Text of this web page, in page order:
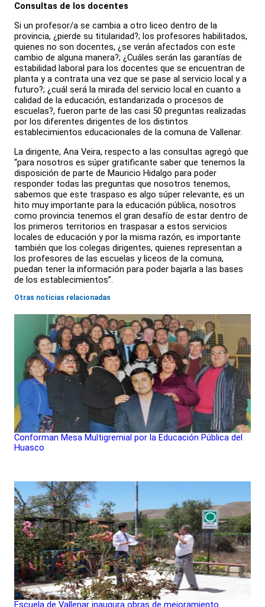
Consultas de los docentes
Si un profesor/a se cambia a otro liceo dentro de la
provincia, ¿pierde su titularidad?; los profesores habilitados,
quienes no son docentes, ¿se verán afectados con este
cambio de alguna manera?; ¿Cuáles serán las garantías de
estabilidad laboral para los docentes que se encuentran de
planta y a contrata una vez que se pase al servicio local y a
futuro?; ¿cuál será la mirada del servicio local en cuanto a
calidad de la educación, estandarizada o procesos de
escuelas?, fueron parte de las casi 50 preguntas realizadas
por los diferentes dirigentes de los distintos
establecimientos educacionales de la comuna de Vallenar.
La dirigente, Ana Veira, respecto a las consultas agregó que
“para nosotros es súper gratificante saber que tenemos la
disposición de parte de Mauricio Hidalgo para poder
responder todas las preguntas que nosotros tenemos,
sabemos que este traspaso es algo súper relevante, es un
hito muy importante para la educación pública, nosotros
como provincia tenemos el gran desafío de estar dentro de
los primeros territorios en traspasar a estos servicios
locales de educación y por la misma razón, es importante
también que los colegas dirigentes, quienes representan a
los profesores de las escuelas y liceos de la comuna,
puedan tener la información para poder bajarla a las bases
de los establecimientos”.
Otras noticias relacionadas
Conforman Mesa Multigremial por la Educación Pública del
Huasco
Escuela de Vallenar inaugura obras de mejoramiento